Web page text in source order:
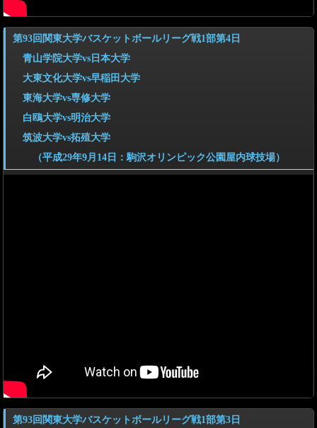
第93回関東大学バスケットボールリーグ戦1部第4日
青山学院大学vs日本大学
大東文化大学vs早稲田大学
東海大学vs専修大学
白鴎大学vs明治大学
筑波大学vs拓殖大学
（平成29年9月14日：駒沢オリンピック公園屋内球技場）
第93回関東大学バスケットボールリーグ戦1部第3日